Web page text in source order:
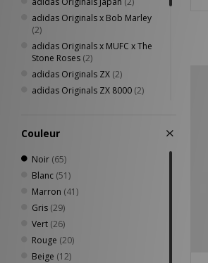
Von Dutch(1)
XLARGE
40 - 42(1)
43 - 45
adidas Originals x Bob Marley
(2)
adidas Originals x MUFC x The
Stone Roses (2)
adidas Originals ZX (2)
adidas Originals ZX 8000 (2)
adidas Originals EQT
adidas Originals LA Trainer
adidas Originals Megaride
adidas Originals Oregon
adidas Originals Paris
adidas Originals SL 72
adidas Originals Tobacco
adidas x Coca Cola
Couleur
Noir (65)
Blanc (51)
Marron (41)
Gris (29)
Vert (26)
Rouge (20)
Beige (12)